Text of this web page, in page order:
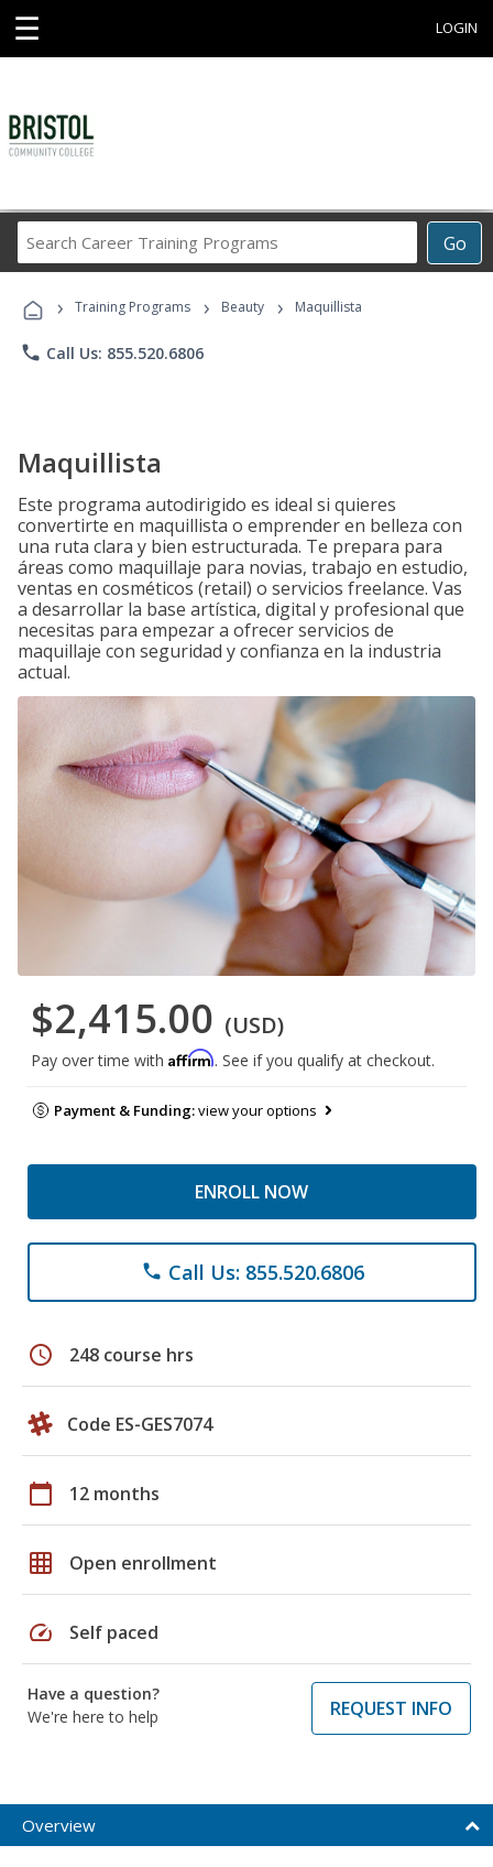
☰ LOGIN
Go
Career
Programs
› Training Programs › Beauty › Maquillista
phone Call Us: 855.520.6806
Maquillista
Este programa autodirigido es ideal si quieres
convertirte en maquillista o emprender en belleza con
una ruta clara y bien estructurada. Te prepara para
áreas como maquillaje para novias, trabajo en estudio,
ventas en cosméticos (retail) o servicios freelance. Vas
a desarrollar la base artística, digital y profesional que
necesitas para empezar a ofrecer servicios de
maquillaje con seguridad y confianza en la industria
actual.
$2,415.00 (USD)
Pay over time with Affirm. See if you qualify at checkout.
Payment & Funding:view your options
ENROLL NOW
phone Call Us: 855.520.6806
schedule 248 course hrs
Code ES-GES7074
calendar_today 12 months
grid_on Open enrollment
speed Self paced
Have a question?
We're here to help
REQUEST INFO
Overview